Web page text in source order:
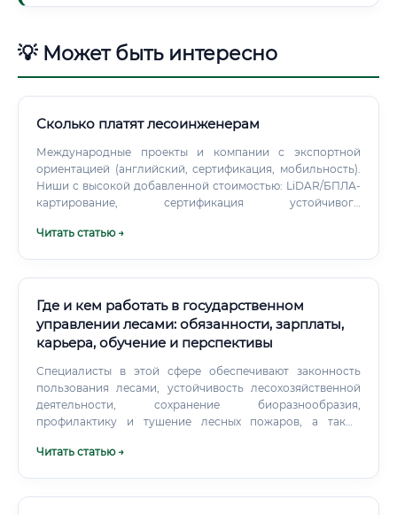
💡 Может быть интересно
Сколько платят лесоинженерам
Международные проекты и компании с экспортной
ориентацией (английский, сертификация, мобильность).
Ниши с высокой добавленной стоимостью: LiDAR/БПЛА-
картирование, сертификация устойчивого
отчетность.
Читать статью →
Где и кем работать в государственном
управлении лесами: обязанности, зарплаты,
карьера, обучение и перспективы
Специалисты в этой сфере обеспечивают законность
пользования лесами, устойчивость лесохозяйственной
деятельности, сохранение биоразнообразия,
профилактику и тушение лесных пожаров, а также
климатических обязательств. Суть профессии —
Читать статью →